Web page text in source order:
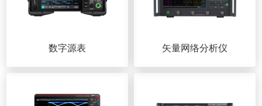
数字源表 矢量网络分析仪